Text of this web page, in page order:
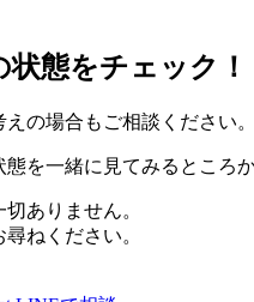
態をチェック！
の場合もご相談ください。
を一緒に見てみるところ
ありません。
ねください。